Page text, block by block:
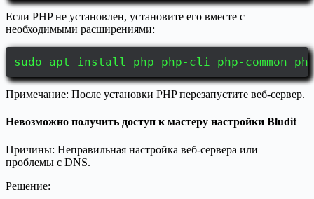
Если PHP не установлен, установите его вместе с
необходимыми расширениями:
sudo apt install php php-cli php-common
Примечание: После установки PHP перезапустите веб-сервер.
Невозможно получить доступ к мастеру настройки Bludit
Причины: Неправильная настройка веб-сервера или
проблемы с DNS.
Решение: